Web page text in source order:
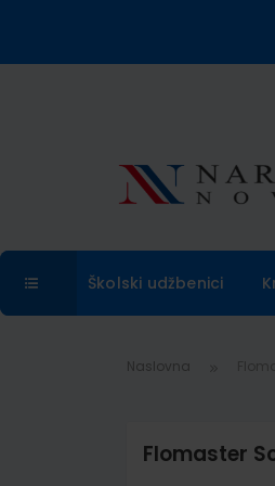
Školski udžbenici
Naslovna
Flomaster